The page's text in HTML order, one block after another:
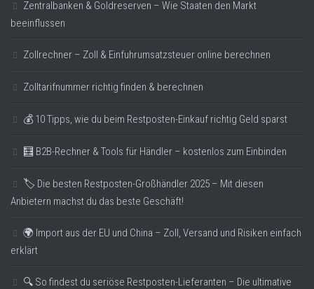
Zentralbanken & Goldreserven – Wie Staaten den Markt
beeinflussen
Zollrechner – Zoll & Einfuhrumsatzsteuer online berechnen
Zolltarifnummer richtig finden & berechnen
💰 10 Tipps, wie du beim Restposten-Einkauf richtig Geld sparst
🧮 B2B-Rechner & Tools für Händler – kostenlos zum Einbinden
🏷️ Die besten Restposten-Großhändler 2025 – Mit diesen
Anbietern machst du das beste Geschäft!
🌍 Import aus der EU und China – Zoll, Versand und Risiken einfach
erklärt
🔍 So findest du seriöse Restposten-Lieferanten – Die ultimative